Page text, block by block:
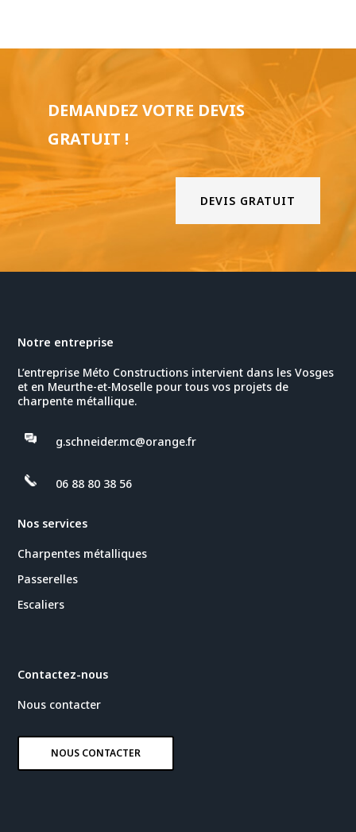
DEMANDEZ VOTRE DEVIS
GRATUIT !
DEVIS GRATUIT
Notre entreprise
L’entreprise Méto Constructions intervient dans les Vosges
et en Meurthe-et-Moselle pour tous vos projets de
charpente métallique.
g.schneider.mc@orange.fr
06 88 80 38 56
Nos services
Charpentes métalliques
Passerelles
Escaliers
Contactez-nous
Nous contacter
NOUS CONTACTER